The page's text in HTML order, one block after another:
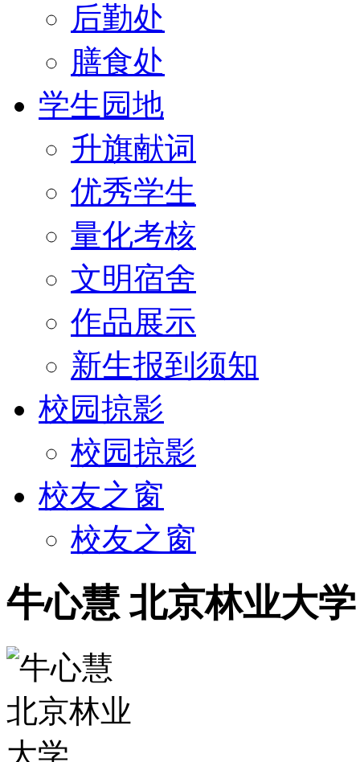
后勤处
膳食处
学生园地
升旗献词
优秀学生
量化考核
文明宿舍
作品展示
新生报到须知
校园掠影
校园掠影
校友之窗
校友之窗
牛心慧 北京林业大学